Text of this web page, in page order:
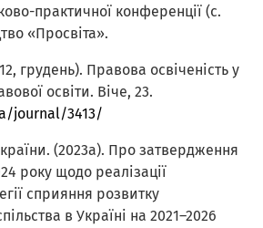
практичної конференції (с.
«Просвіта».
грудень). Правова освіченість у
освіти. Віче, 23.
journal/3413/
(2023a). Про затвердження
року щодо реалізації
сприяння розвитку
в Україні на 2021–2026